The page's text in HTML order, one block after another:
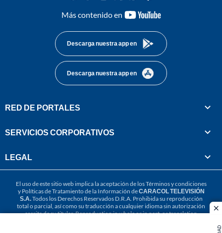
Más contenido en
youtube-
Descarga nuestra app en
Descarga nuestra app en
RED DE PORTALES
SERVICIOS CORPORATIVOS
LEGAL
El uso de este sitio web implica la aceptación de losTérminos y condiciones
y Políticas de Tratamiento de la Información deCARACOL TELEVISIÓN
S.A.Todos los Derechos Reservados D.R.A. Prohibida su reproducción
total o parcial, así como su traducción a cualquier idioma sin autorización
escrita de su titular. Reproduction in whole or in part, or translation